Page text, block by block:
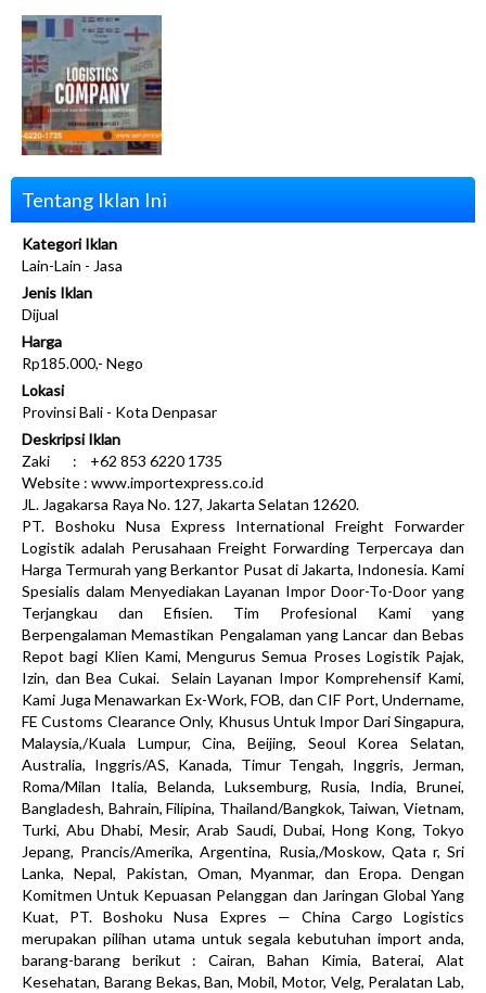
Tentang Iklan Ini
Kategori Iklan
Lain-Lain - Jasa
Jenis Iklan
Dijual
Harga
Rp185.000,- Nego
Lokasi
Provinsi Bali - Kota Denpasar
Deskripsi Iklan
Zaki : +62 853 6220 1735
Website : www.importexpress.co.id
JL. Jagakarsa Raya No. 127, Jakarta Selatan 12620.
PT. Boshoku Nusa Express International Freight Forwarder
Logistik adalah Perusahaan Freight Forwarding Terpercaya dan
Harga Termurah yang Berkantor Pusat di Jakarta, Indonesia. Kami
Spesialis dalam Menyediakan Layanan Impor Door-To-Door yang
Terjangkau dan Efisien. Tim Profesional Kami yang
Berpengalaman Memastikan Pengalaman yang Lancar dan Bebas
Repot bagi Klien Kami, Mengurus Semua Proses Logistik Pajak,
Izin, dan Bea Cukai. Selain Layanan Impor Komprehensif Kami,
Kami Juga Menawarkan Ex-Work, FOB, dan CIF Port, Undername,
FE Customs Clearance Only, Khusus Untuk Impor Dari Singapura,
Malaysia,/Kuala Lumpur, Cina, Beijing, Seoul Korea Selatan,
Australia, Inggris/AS, Kanada, Timur Tengah, Inggris, Jerman,
Roma/Milan Italia, Belanda, Luksemburg, Rusia, India, Brunei,
Bangladesh, Bahrain, Filipina, Thailand/Bangkok, Taiwan, Vietnam,
Turki, Abu Dhabi, Mesir, Arab Saudi, Dubai, Hong Kong, Tokyo
Jepang, Prancis/Amerika, Argentina, Rusia,/Moskow, Qata r, Sri
Lanka, Nepal, Pakistan, Oman, Myanmar, dan Eropa. Dengan
Komitmen Untuk Kepuasan Pelanggan dan Jaringan Global Yang
Kuat, PT. Boshoku Nusa Expres — China Cargo Logistics
merupakan pilihan utama untuk segala kebutuhan import anda,
barang-barang berikut : Cairan, Bahan Kimia, Baterai, Alat
Kesehatan, Barang Bekas, Ban, Mobil, Motor, Velg, Peralatan Lab,